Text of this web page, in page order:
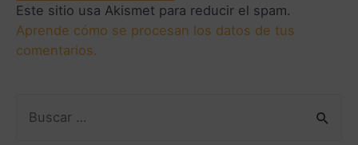
Este sitio usa Akismet para reducir el spam.
Aprende cómo se procesan los datos de tus
comentarios.